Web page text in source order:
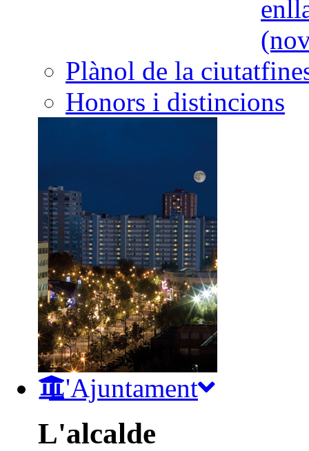
Plànol de la ciutat
Honors i distincions
L'Ajuntament
L'alcalde